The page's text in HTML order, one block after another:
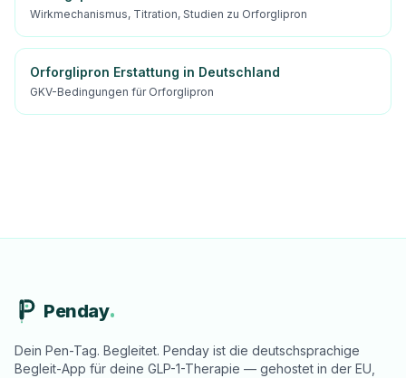
Wirkmechanismus, Titration, Studien zu Orforglipron
Orforglipron Erstattung in Deutschland
GKV-Bedingungen für Orforglipron
Penday
Dein Pen-Tag. Begleitet. Penday ist die deutschsprachige
Begleit-App für deine GLP-1-Therapie — gehostet in der EU,